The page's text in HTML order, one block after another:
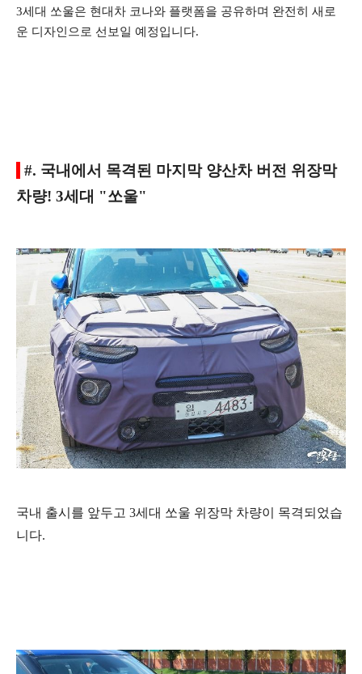
3세대 쏘울은 현대차 코나와 플랫폼을 공유하며 완전히 새로
운 디자인으로 선보일 예정입니다.
#. 국내에서 목격된 마지막 양산차 버전 위장막
차량! 3세대 "쏘울"
국내 출시를 앞두고 3세대 쏘울 위장막 차량이 목격되었습
니다.